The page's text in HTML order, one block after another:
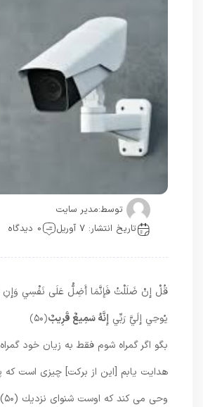
توسط:مدیر سایت
تاریخ انتشار: 7 آوریل
0 دیدگاه
قُلْ إِنْ ضَلَلْتُ فَإِنَّمَا أَضِلُّ عَلَى نَفْسِي وَإِنِ
يُوحِي إِلَيَّ رَبِّي إِنَّهُ سَمِيعٌ قَرِيبٌ﴿۵۰﴾
بگو اگر گمراه شوم فقط به زيان خود
هدايت‏ يابم [اين از بركت] چيزى است كه
وحى مى ‏كند كه اوست‏ شنواى نزديك (۵۰)